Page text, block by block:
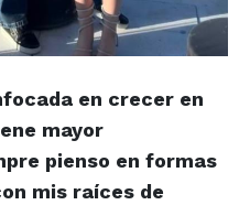
en crecer en
mayor
pienso en formas
mis raíces de